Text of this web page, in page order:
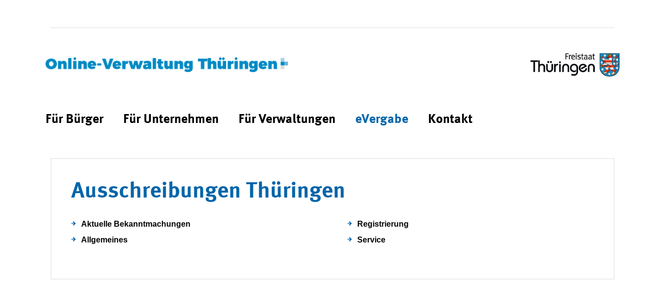
Für Bürger Für Unternehmen Für Verwaltungen eVergabe Kontakt
Ausschreibungen Thüringen
Aktuelle Bekanntmachungen
Allgemeines
Registrierung
Service